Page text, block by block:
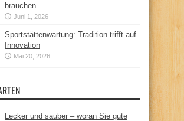
brauchen
Juni 1, 2026
Sportstättenwartung: Tradition trifft auf
Innovation
Mai 20, 2026
Lecker und sauber – woran Sie gute